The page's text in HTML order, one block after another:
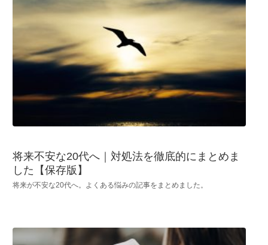
将来不安な20代へ｜対処法を徹底的にまとめま
した【保存版】
将来が不安な20代へ。よくある悩みの記事をまとめました。